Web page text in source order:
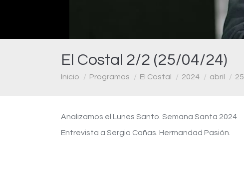
El Costal 2/2 (25/04/24)
Estás aquí:
Inicio Programas El Costal 2024 abril 25
Analizamos el Lunes Santo. Semana Santa 2024
Entrevista a Sergio Cañas. Hermandad Pasión.